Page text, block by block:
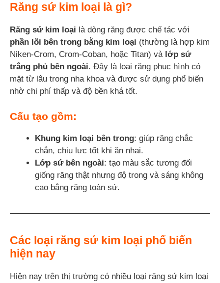
Răng sứ kim loại là gì?
Răng sứ kim loại là dòng răng được chế tác với
phần lõi bên trong bằng kim loại (thường là hợp kim
Niken-Crom, Crom-Coban, hoặc Titan) và lớp sứ
trắng phủ bên ngoài. Đây là loại răng phục hình có
mặt từ lâu trong nha khoa và được sử dụng phổ biến
nhờ chi phí thấp và độ bền khá tốt.
Cấu tạo gồm:
Khung kim loại bên trong: giúp răng chắc
chắn, chịu lực tốt khi ăn nhai.
Lớp sứ bên ngoài: tạo màu sắc tương đối
giống răng thật nhưng độ trong và sáng không
cao bằng răng toàn sứ.
Các loại răng sứ kim loại phổ biến
hiện nay
Hiện nay trên thị trường có nhiều loại răng sứ kim loại